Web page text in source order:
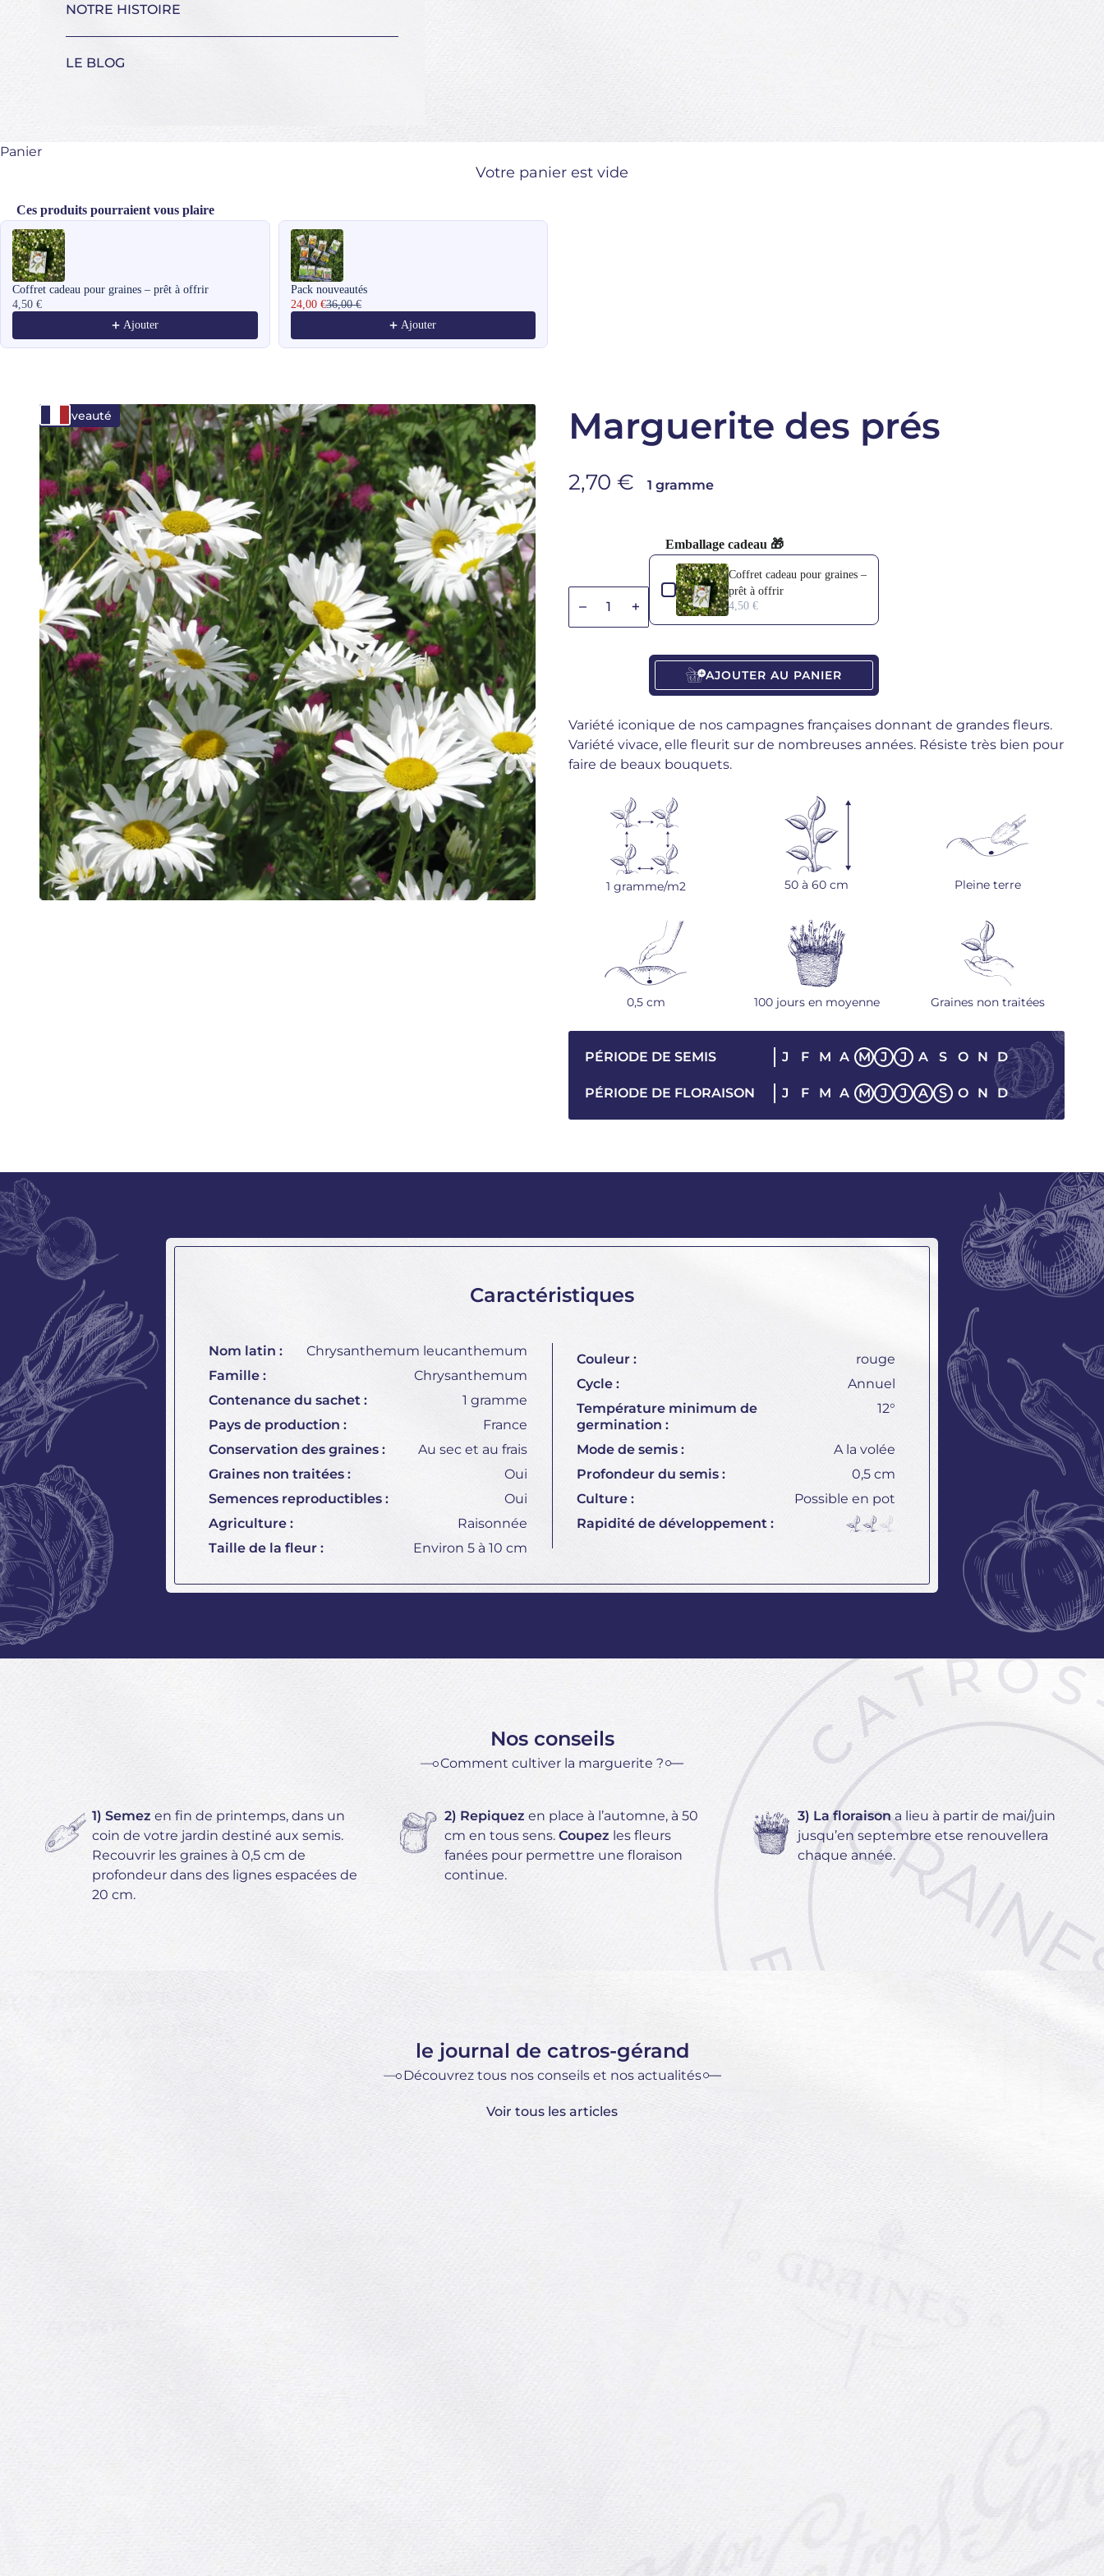
NOTRE HISTOIRE
LE BLOG
Panier
Votre panier est vide
Ces produits pourraient vous plaire
Use the Previous and Next buttons to navigate through product recommendations, or scroll horizontally to view more products.
Coffret cadeau pour graines – prêt à offrir
4,50 €
Ajouter
Pack nouveautés
24,00 €36,00 €
Ajouter
Nouveauté Marguerite des prés
Prix de vente
2,70 € 1 gramme
Diminuer la quantité
Diminuer la quantité
Emballage cadeau 🎁
Use the Previous and Next buttons to navigate through product add-ons, or scroll
Coffret cadeau pour graines –
prêt à offrir
4,50 €
AJOUTER AU PANIER
Variété iconique de nos campagnes françaises donnant de grandes fleurs.
Variété vivace, elle fleurit sur de nombreuses années. Résiste très bien pour
faire de beaux bouquets.
1 gramme/m2 50 à 60 cm Pleine terre
0,5 cm 100 jours en moyenne Graines non traitées
PÉRIODE DE SEMIS J F M A M J J A S O N D
PÉRIODE DE FLORAISON J F M A M J J A S O N D
Caractéristiques
Nom latin :
Chrysanthemum leucanthemum
Famille :
Chrysanthemum
Contenance du sachet :
1 gramme
Pays de production :
France
Conservation des graines :
Au sec et au frais
Graines non traitées :
Oui
Semences reproductibles :
Oui
Agriculture :
Raisonnée
Taille de la fleur :
Environ 5 à 10 cm
Couleur :
rouge
Cycle :
Annuel
Température minimum de
germination :
12°
Mode de semis :
A la volée
Profondeur du semis :
0,5 cm
Culture :
Possible en pot
Rapidité de développement :
Nos conseils
Comment cultiver la marguerite ?
1) Semez en fin de printemps, dans un
coin de votre jardin destiné aux semis.
Recouvrir les graines à 0,5 cm de
profondeur dans des lignes espacées de
20 cm.
2) Repiquez en place à l’automne, à 50
cm en tous sens.Coupez les fleurs
fanées pour permettre une floraison
continue.
3) La floraisona lieu à partir de mai/juin
jusqu’en septembre etse renouvellera
chaque année.
le journal de catros-gérand
Découvrez tous nos conseils et nos actualités
Voir tous les articles
cultiver, mais il demande un peu de
semis de tomates
Les tomates sont des
anciennes et 100% françaises issue